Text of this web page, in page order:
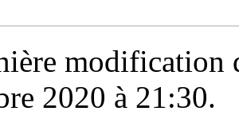
modification
2020 à 21:30.